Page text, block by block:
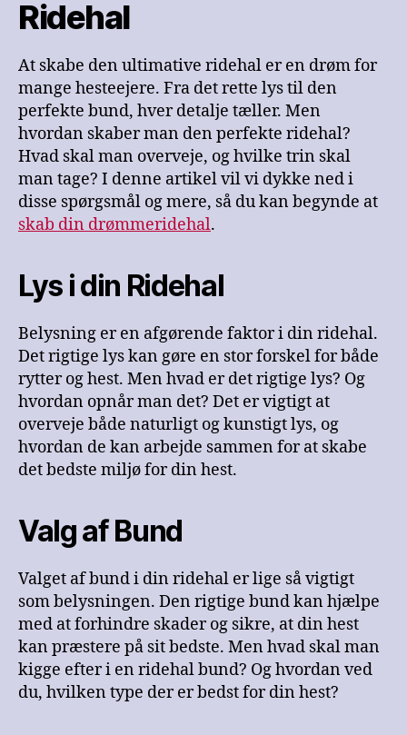
Ridehal
At skabe den ultimative ridehal er en drøm for
mange hesteejere. Fra det rette lys til den
perfekte bund, hver detalje tæller. Men
hvordan skaber man den perfekte ridehal?
Hvad skal man overveje, og hvilke trin skal
man tage? I denne artikel vil vi dykke ned i
disse spørgsmål og mere, så du kan begynde at
skab din drømmeridehal.
Lys i din Ridehal
Belysning er en afgørende faktor i din ridehal.
Det rigtige lys kan gøre en stor forskel for både
rytter og hest. Men hvad er det rigtige lys? Og
hvordan opnår man det? Det er vigtigt at
overveje både naturligt og kunstigt lys, og
hvordan de kan arbejde sammen for at skabe
det bedste miljø for din hest.
Valg af Bund
Valget af bund i din ridehal er lige så vigtigt
som belysningen. Den rigtige bund kan hjælpe
med at forhindre skader og sikre, at din hest
kan præstere på sit bedste. Men hvad skal man
kigge efter i en ridehal bund? Og hvordan ved
du, hvilken type der er bedst for din hest?